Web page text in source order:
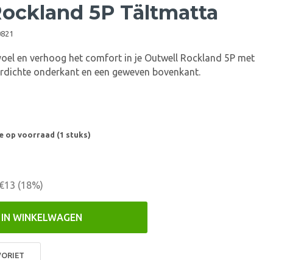
5P Tältmatta
en verhoog het comfort in je Outwell Rockland 5P met
onderkant en een geweven bovenkant.
op voorraad (1 stuks)
(18%)
IN WINKELWAGEN